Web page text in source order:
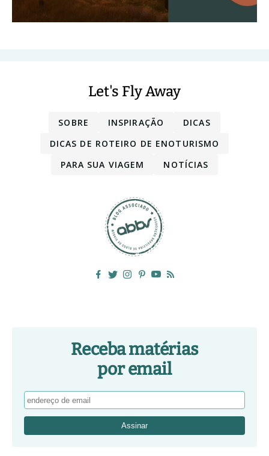
Let's Fly Away
SOBRE INSPIRAÇÃO
DICAS
DICAS DE ROTEIRO DE ENOTURISMO
PARA SUA VIAGEM
NOTÍCIAS
Receba matérias
por email